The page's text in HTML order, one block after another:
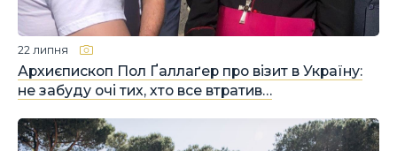
Архиєпископ Пол Ґаллаґер про візит в Україну:
не забуду очі тих, хто все втратив…
22 липня